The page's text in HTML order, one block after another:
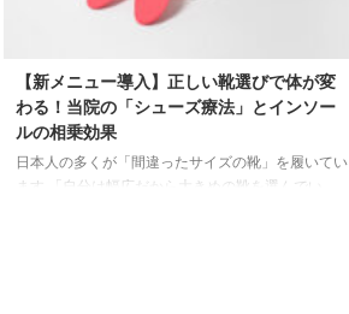
【新メニュー導入】正しい靴選びで体が変
わる！当院の「シューズ療法」とインソー
ルの相乗効果
日本人の多くが「間違ったサイズの靴」を履いてい
ます 「自分は幅広だから大きめの靴を選んでい